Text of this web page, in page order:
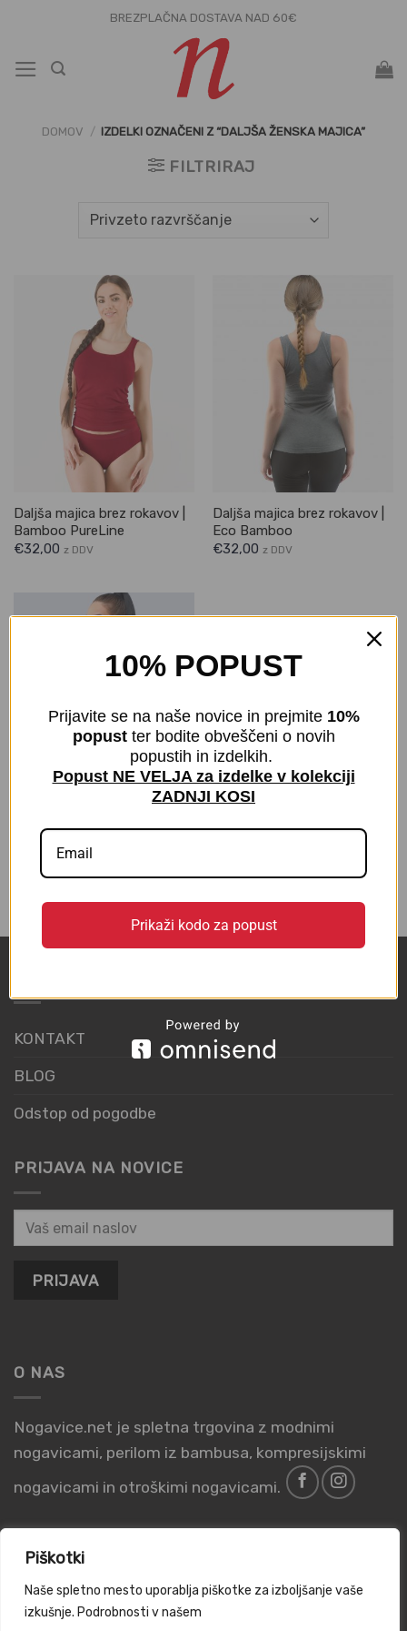
Piškotki
Naše spletno mesto uporablja piškotke za izboljšanje vaše
izkušnje. Podrobnosti v našem
vsebino
BREZPLAČNA DOSTAVA NAD 60€
DOMOV / IZDELKI OZNAČENI Z “DALJŠA ŽENSKA MAJICA”
FILTRIRAJ
Daljša majica brez rokavov |
Bamboo PureLine
€32,00 z DDV
Daljša majica brez rokavov |
Eco Bamboo
€32,00 z DDV
Daljša Majica brez rokavov |
Bambus in Bombaž
KONTAKT
BLOG
Odstop od pogodbe
PRIJAVA NA NOVICE
O NAS
Nogavice.net je spletna trgovina z modnimi
nogavicami, perilom iz bambusa, kompresijskimi
nogavicami in otroškimi nogavicami.
PIŠKOTKI POGOJI POSLOVANJA
INFORMACIJE O PODJETJU
10% POPUST
Prijavite se na naše novice in prejmite 10%
popust ter bodite obveščeni o novih
popustih in izdelkih.
Popust NE VELJA za izdelke v kolekciji
ZADNJI KOSI
Prikaži kodo za popust